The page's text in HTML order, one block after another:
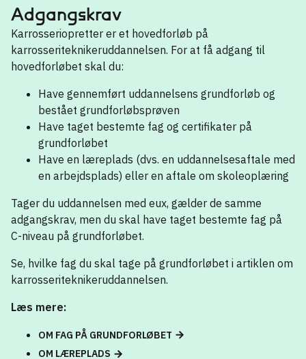
Adgangskrav
Karrosseriopretter er et hovedforløb på
karrosseriteknikeruddannelsen. For at få adgang til
hovedforløbet skal du:
Have gennemført uddannelsens grundforløb og
bestået grundforløbsprøven
Have taget bestemte fag og certifikater på
grundforløbet
Have en læreplads (dvs. en uddannelsesaftale med
en arbejdsplads) eller en aftale om skoleoplæring
Tager du uddannelsen med eux, gælder de samme
adgangskrav, men du skal have taget bestemte fag på
C-niveau på grundforløbet.
Se, hvilke fag du skal tage på grundforløbet i artiklen om
karrosseriteknikeruddannelsen.
Læs mere:
OM FAG PÅ GRUNDFORLØBET
OM LÆREPLADS